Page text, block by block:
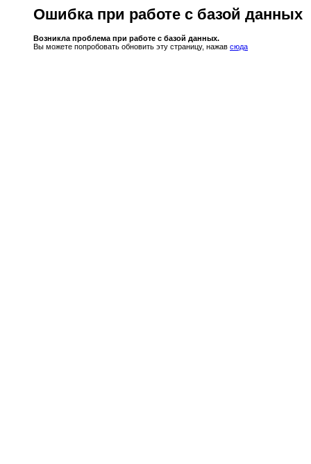
Ошибка при работе с базой данных
Возникла проблема при работе с базой данных.
Вы можете попробовать обновить эту страницу, нажав сюда